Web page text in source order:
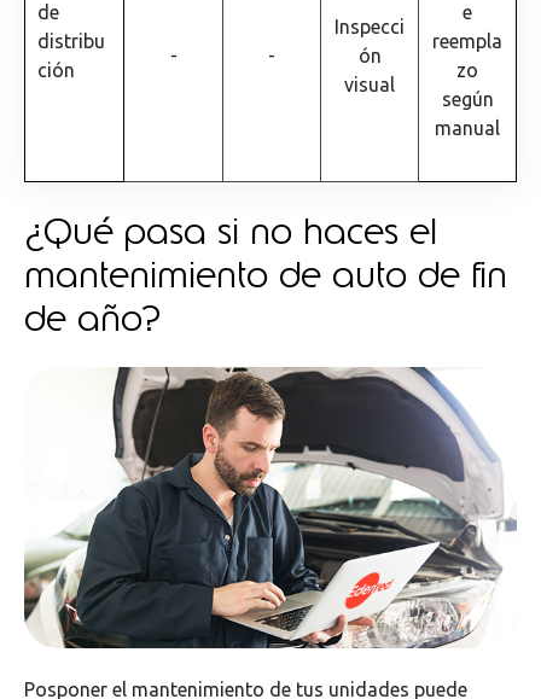
de
distribu
ción
- -
Inspecci
ón
visual
e
reempla
zo
según
manual
¿Qué pasa si no haces el
mantenimiento de auto de fin
de año?
Posponer el mantenimiento de tus unidades puede